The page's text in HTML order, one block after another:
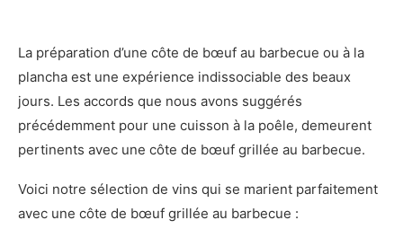
La préparation d’une côte de bœuf au barbecue ou à la
plancha est une expérience indissociable des beaux
jours. Les accords que nous avons suggérés
précédemment pour une cuisson à la poêle, demeurent
pertinents avec une côte de bœuf grillée au barbecue.
Voici notre sélection de vins qui se marient parfaitement
avec une côte de bœuf grillée au barbecue :